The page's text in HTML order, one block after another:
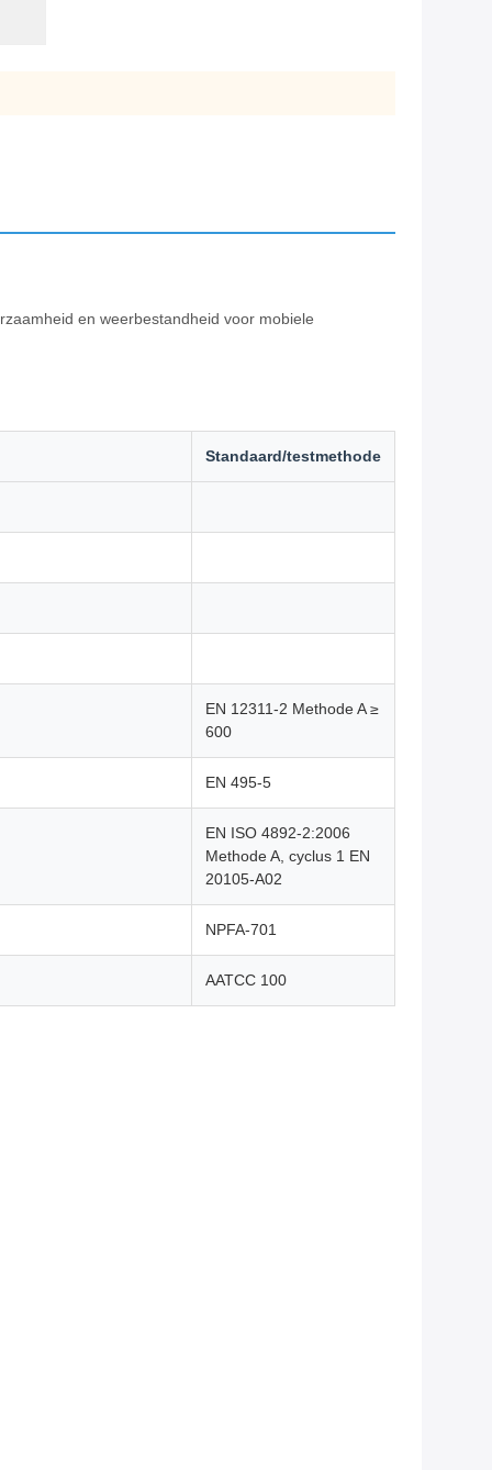
en weerbestandheid voor mobiele
Standaard/testmethode
EN 12311-2 Methode A ≥
600
EN 495-5
EN ISO 4892-2:2006
Methode A, cyclus 1 EN
20105-A02
NPFA-701
AATCC 100